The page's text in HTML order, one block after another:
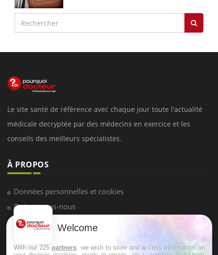
Le site santé de référence avec chaque jour toute l'actualité
médicale decryptée par des médecins en exercice et les
conseils des meilleurs spécialistes.
À PROPOS
Données personnelles et cookies
Qui sommes-nous
Conditions d'utilisation
Mentions Légales
Welcome
With our 225 partners , we wish to store and access information on